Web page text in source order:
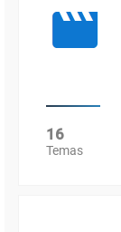
16
Temas